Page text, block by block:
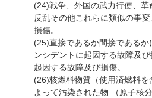
(24)戦争、外国の武力行使、
反乱その他これらに類似の事
損傷。
(25)直接であるか間接である
ンシデントに起因する故障及
起因する故障及び損傷。
(26)核燃料物質（使用済燃料
よって汚染された物 （原子核